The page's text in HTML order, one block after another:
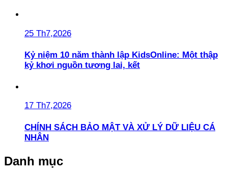
25 Th7,2026
Kỷ niệm 10 năm thành lập KidsOnline: Một thập
kỷ khơi nguồn tương lai, kết
17 Th7,2026
CHÍNH SÁCH BẢO MẬT VÀ XỬ LÝ DỮ LIỆU CÁ
NHÂN
Danh mục